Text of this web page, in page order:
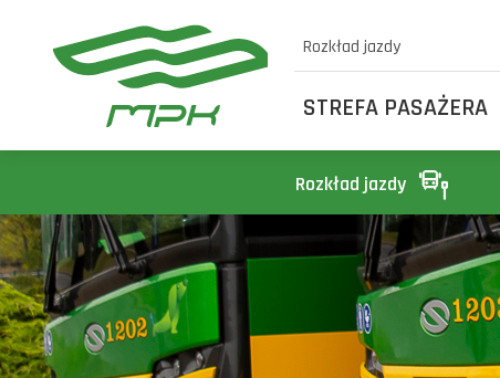
Rozkład jazdy
STREFA PASAŻERA
Rozkład jazdy